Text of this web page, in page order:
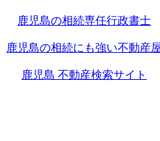
鹿児島の相続専任行政書士
鹿児島の相続にも強い不動産
鹿児島 不動産検索サイト